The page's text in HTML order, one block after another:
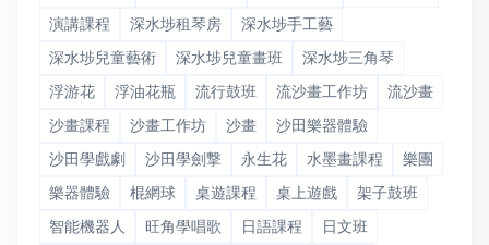
演講課程
深水埗租琴房
深水埗手工藝
深水埗兒童藝術
深水埗兒童畫班
深水埗三角琴
浮游花
浮油花瓶 流行鼓班 流沙畫工作坊
流沙畫
沙畫課程
沙畫工作坊 沙畫
沙田樂器體驗
沙田學戲劇
沙田學劍撃 永生花 水墨畫課程
樂團
樂器體驗
棍網球 桌遊課程 桌上遊戲
架子鼓班
智能機器人
旺角學唱歌 日語課程
日文班